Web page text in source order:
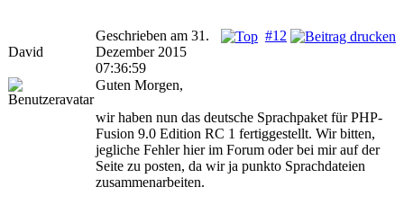
David
#12
Geschrieben am 31.
Dezember 2015
07:36:59
Guten Morgen,
wir haben nun das deutsche Sprachpaket für PHP-
Fusion 9.0 Edition RC 1 fertiggestellt. Wir bitten,
jegliche Fehler hier im Forum oder bei mir auf der
Seite zu posten, da wir ja punkto Sprachdateien
zusammenarbeiten.